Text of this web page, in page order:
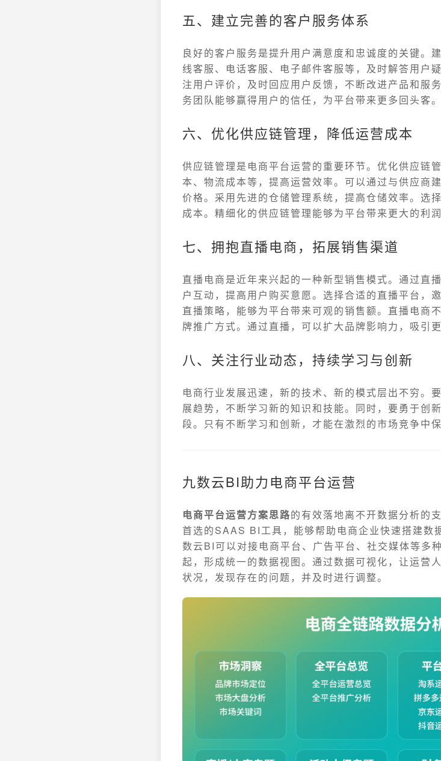
五、建立完善的客户服务体系
良好的客户服务是提升用户满意度和忠诚度的关键。
线客服、电话客服、电子邮件客服等，及时解答用户
注用户评价，及时回应用户反馈，不断改进产品和服
务团队能够赢得用户的信任，为平台带来更多回头客。
六、优化供应链管理，降低运营成本
供应链管理是电商平台运营的重要环节。优化供应链
本、物流成本等，提高运营效率。可以通过与供应商
价格。采用先进的仓储管理系统，提高仓储效率。选
成本。精细化的供应链管理能够为平台带来更大的利润
七、拥抱直播电商，拓展销售渠道
直播电商是近年来兴起的一种新型销售模式。通过直
户互动，提高用户购买意愿。选择合适的直播平台，
直播策略，能够为平台带来可观的销售额。直播电商
牌推广方式。通过直播，可以扩大品牌影响力，吸引更
八、关注行业动态，持续学习与创新
电商行业发展迅速，新的技术、新的模式层出不穷。
展趋势，不断学习新的知识和技能。同时，要勇于创
段。只有不断学习和创新，才能在激烈的市场竞争中保
九数云BI助力电商平台运营
电商平台运营方案思路的有效落地离不开数据分析的
首选的SAAS BI工具，能够帮助电商企业快速搭建数
数云BI可以对接电商平台、广告平台、社交媒体等多
起，形成统一的数据视图。通过数据可视化，让运营
状况，发现存在的问题，并及时进行调整。